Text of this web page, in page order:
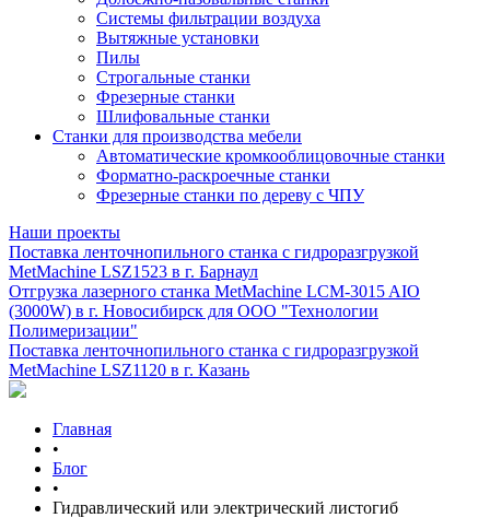
Системы фильтрации воздуха
Вытяжные установки
Пилы
Строгальные станки
Фрезерные станки
Шлифовальные станки
Станки для производства мебели
Автоматические кромкооблицовочные станки
Форматно-раскроечные станки
Фрезерные станки по дереву с ЧПУ
Наши проекты
Поставка ленточнопильного станка c гидроразгрузкой
MetMachine LSZ1523 в г. Барнаул
Отгрузка лазерного станка MetMachine LCM-3015 AIO
(3000W) в г. Новосибирск для ООО "Технологии
Полимеризации"
Поставка ленточнопильного станка c гидроразгрузкой
MetMachine LSZ1120 в г. Казань
Главная
•
Блог
•
Гидравлический или электрический листогиб